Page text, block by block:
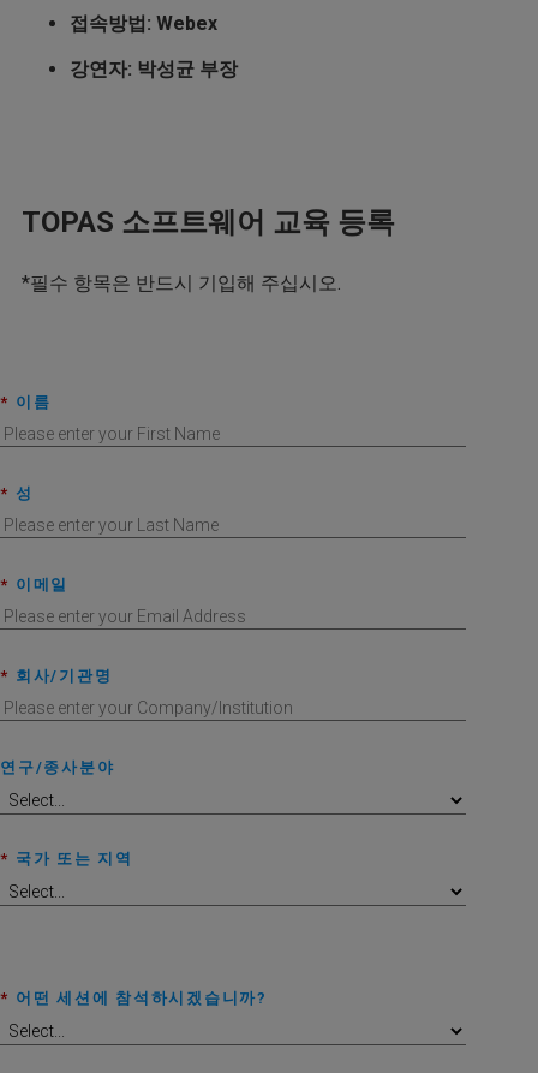
접속방법: Webex
강연자: 박성균 부장
TOPAS 소프트웨어 교육 등록
*필수 항목은 반드시 기입해 주십시오.
* 이름
* 성
* 이메일
* 회사/기관명
연구/종사분야
* 국가 또는 지역
* 어떤 세션에 참석하시겠습니까?